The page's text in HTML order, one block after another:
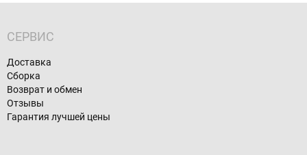
СЕРВИС
Доставка
Сборка
Возврат и обмен
Отзывы
Гарантия лучшей цены